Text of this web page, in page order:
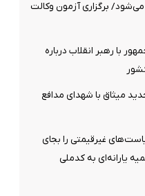
برگزاری آزمون وکالت
با رهبر انقلاب درباره
میثاق با شهدای مدافع
غیرقیمتی را بجای
یارانه‌ای به کدملی